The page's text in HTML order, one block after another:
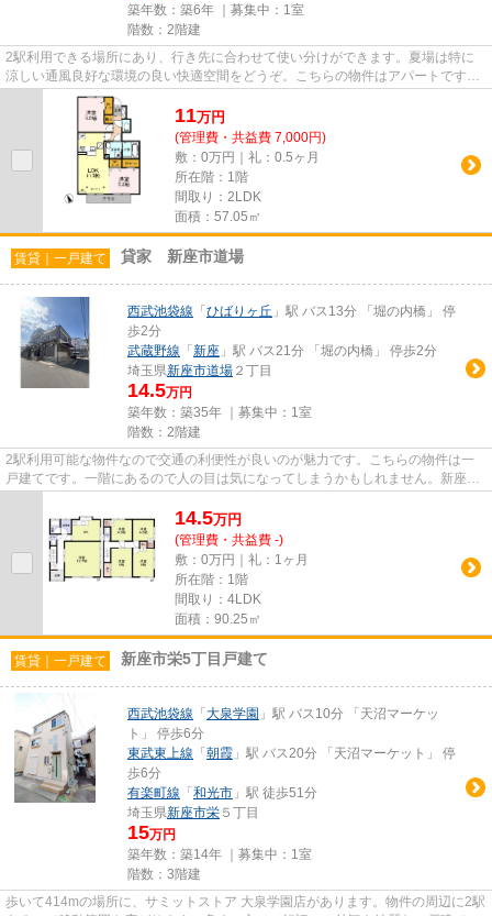
築年数：築6年 ｜募集中： 1室
階数：2階建
2駅利用できる場所にあり、行き先に合わせて使い分けができます。夏場は特に
涼しい通風良好な環境の良い快適空間をどうぞ。こちらの物件はアパートです。
一階にあるので人の目は気にな...
11万円
(管理費・共益費 7,000円)
敷：0万円｜礼：0.5ヶ月
所在階：1階
間取り：2LDK
面積：57.05㎡
賃貸｜一戸建て 貸家 新座市道場
西武池袋線 「 ひばりヶ丘 」駅 バス13分 「堀の内橋」 停
歩2分
武蔵野線 「 新座 」駅 バス21分 「堀の内橋」 停歩2分
埼玉県新座市道場 ２丁目
14.5万円
築年数：築35年 ｜募集中： 1室
階数：2階建
2駅利用可能な物件なので交通の利便性が良いのが魅力です。こちらの物件は一
戸建てです。一階にあるので人の目は気になってしまうかもしれません。新座市
14.5万円
(管理費・共益費 -)
敷：0万円｜礼：1ヶ月
所在階：1階
間取り：4LDK
面積：90.25㎡
賃貸｜一戸建て 新座市栄5丁目戸建て
西武池袋線 「 大泉学園 」駅 バス10分 「天沼マーケッ
ト」 停歩6分
東武東上線 「 朝霞 」駅 バス20分 「天沼マーケット」 停
歩6分
有楽町線 「 和光市 」駅 徒歩51分
埼玉県新座市栄 ５丁目
15万円
築年数：築14年 ｜募集中： 1室
階数：3階建
歩いて414mの場所に、サミットストア 大泉学園店があります。物件の周辺に2駅